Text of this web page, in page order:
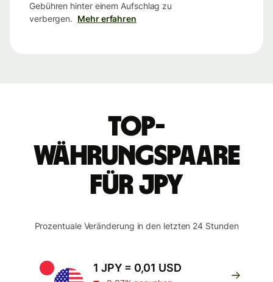
Gebühren hinter einem Aufschlag zu
verbergen. Mehr erfahren
Top-
Währungspaare
für JPY
Prozentuale Veränderung in den letzten 24 Stunden
1 JPY = 0,01 USD